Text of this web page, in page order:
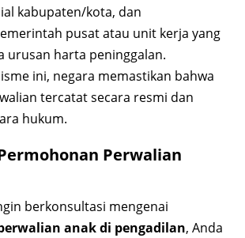
kabupaten/kota, dan
pusat atau unit kerja yang
urusan harta peninggalan.
ini, negara memastikan bahwa
tercatat secara resmi dan
hukum.
Perwalian
berkonsultasi mengenai
anak di pengadilan, Anda